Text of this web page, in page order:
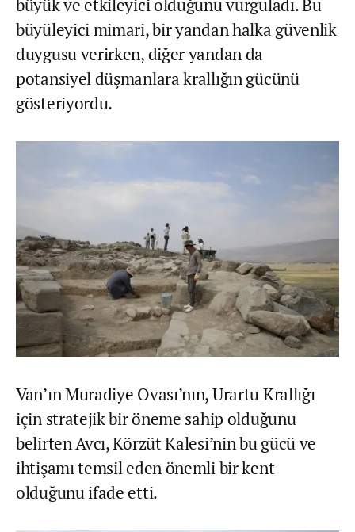
büyük ve etkileyici olduğunu vurguladı. Bu
büyüleyici mimari, bir yandan halka güvenlik
duygusu verirken, diğer yandan da
potansiyel düşmanlara krallığın gücünü
gösteriyordu.
Van’ın Muradiye Ovası’nın, Urartu Krallığı
için stratejik bir öneme sahip olduğunu
belirten Avcı, Körzüt Kalesi’nin bu gücü ve
ihtişamı temsil eden önemli bir kent
olduğunu ifade etti.